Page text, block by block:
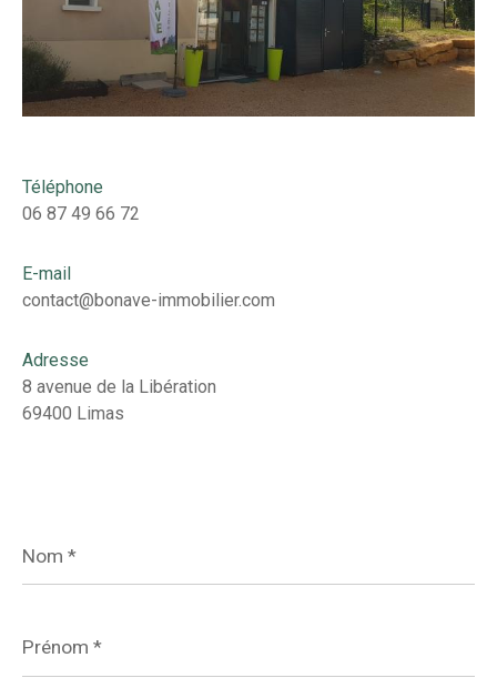
Téléphone
06 87 49 66 72
E-mail
contact@bonave-immobilier.com
Adresse
8 avenue de la Libération
69400 Limas
*
*